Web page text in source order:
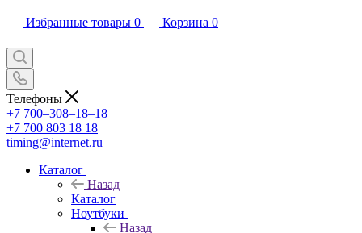
Избранные товары 0 Корзина 0
Телефоны
+7 700‒308‒18‒18
+7 700 803 18 18
timing@internet.ru
Каталог
Назад
Каталог
Ноутбуки
Назад